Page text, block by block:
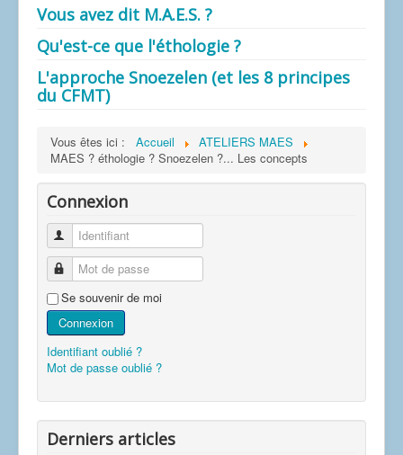
RESSOURCES
RESEAU & LIENS
L'ASSOCIATION
CONTACTS
Vous avez dit M.A.E.S. ?
Qu'est-ce que l'éthologie ?
L'approche Snoezelen (et les 8 principes
du CFMT)
Vous êtes ici : Accueil
ATELIERS MAES
MAES ? éthologie ? Snoezelen ?... Les concepts
Connexion
Identifiant
Mot de passe
Se souvenir de moi
Connexion
Identifiant oublié ?
Mot de passe oublié ?
Derniers articles